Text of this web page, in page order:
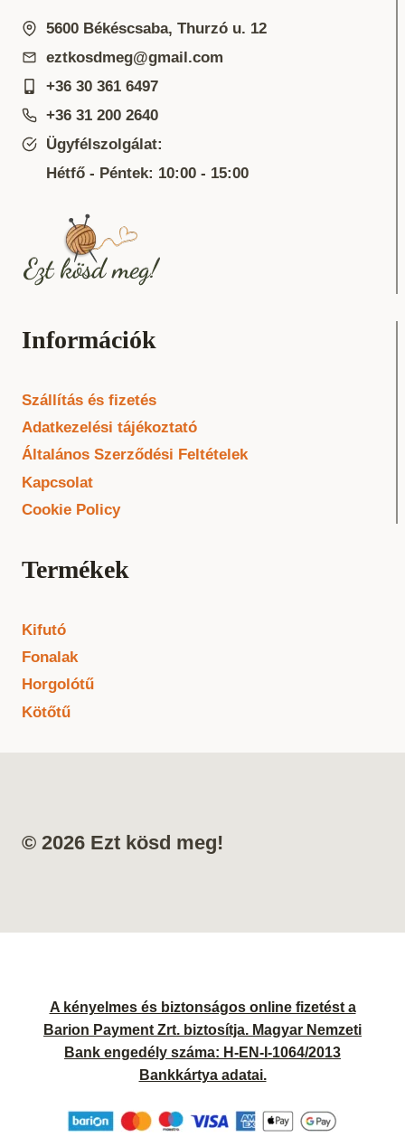
5600 Békéscsaba, Thurzó u. 12
eztkosdmeg@gmail.com
+36 30 361 6497
+36 31 200 2640
Ügyfélszolgálat:
Hétfő - Péntek: 10:00 - 15:00
Információk
Szállítás és fizetés
Adatkezelési tájékoztató
Általános Szerződési Feltételek
Kapcsolat
Cookie Policy
Termékek
Kifutó
Fonalak
Horgolótű
Kötőtű
© 2026 Ezt kösd meg!
A kényelmes és biztonságos online fizetést a
Barion Payment Zrt. biztosítja. Magyar Nemzeti
Bank engedély száma: H-EN-I-1064/2013
Bankkártya adatai.